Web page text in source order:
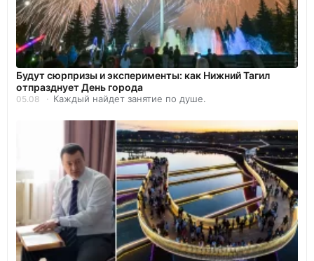
Будут сюрпризы и эксперименты: как Нижний Тагил
отпразднует День города
05.08 Каждый найдет занятие по душе.